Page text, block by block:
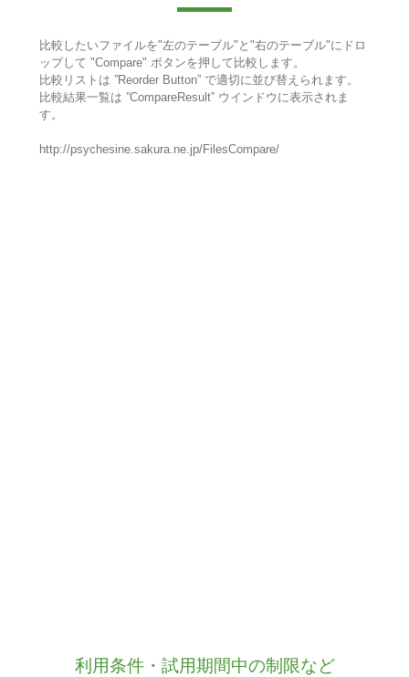
比較したいファイルを"左のテーブル"と"右のテーブル"にドロ
ップして "Compare" ボタンを押して比較します。
比較リストは ”Reorder Button” で適切に並び替えられます。
比較結果一覧は ”CompareResult” ウインドウに表示されま
す。
http://psychesine.sakura.ne.jp/FilesCompare/
利用条件・試用期間中の制限など